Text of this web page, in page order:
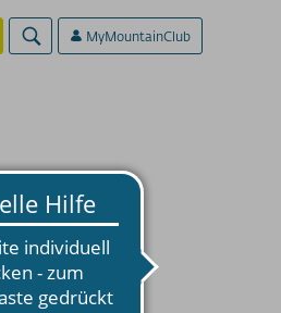
MyMountainClub
schnell und